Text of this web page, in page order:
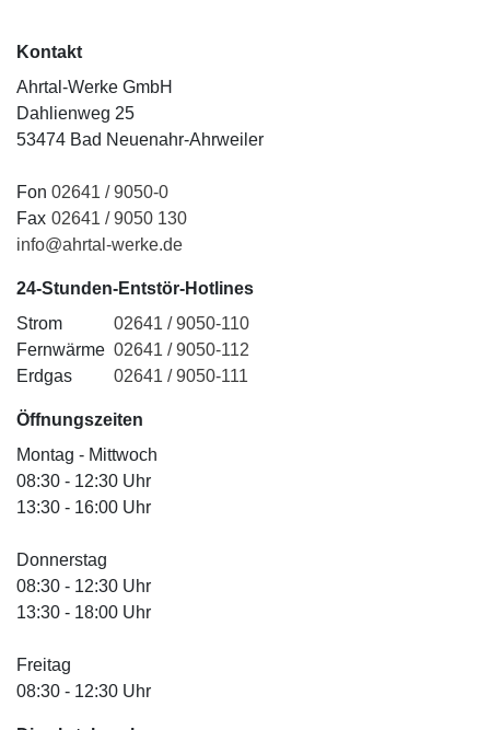
Kontakt
Ahrtal-Werke GmbH
Dahlienweg 25
53474 Bad Neuenahr-Ahrweiler
Fon 02641 / 9050-0
Fax 02641 / 9050 130
info@ahrtal-werke.de
24-Stunden-Entstör-Hotlines
Strom
02641 / 9050-110
Fernwärme 02641 / 9050-112
Erdgas
02641 / 9050-111
Öffnungszeiten
Montag - Mittwoch
08:30 - 12:30 Uhr
13:30 - 16:00 Uhr
Donnerstag
08:30 - 12:30 Uhr
13:30 - 18:00 Uhr
Freitag
08:30 - 12:30 Uhr